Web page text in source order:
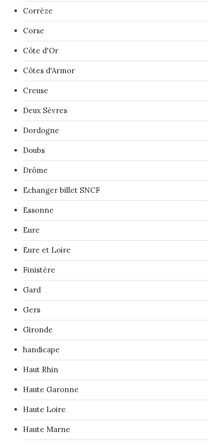
Corrèze
Corse
Côte d'Or
Côtes d'Armor
Creuse
Deux Sèvres
Dordogne
Doubs
Drôme
Echanger billet SNCF
Essonne
Eure
Eure et Loire
Finistère
Gard
Gers
Gironde
handicape
Haut Rhin
Haute Garonne
Haute Loire
Haute Marne